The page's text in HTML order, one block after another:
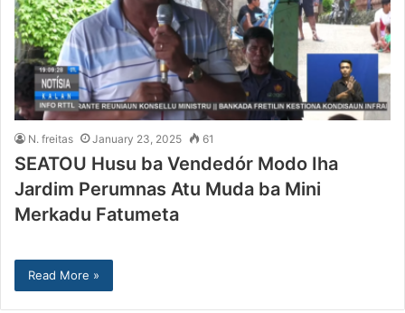
N. freitas January 23, 2025 61
SEATOU Husu ba Vendedór Modo Iha
Jardim Perumnas Atu Muda ba Mini
Merkadu Fatumeta
Read More »